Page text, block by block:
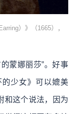
）》（1665），
蒙娜丽莎”。好事
少女》可以媲美
和这个说法，因为